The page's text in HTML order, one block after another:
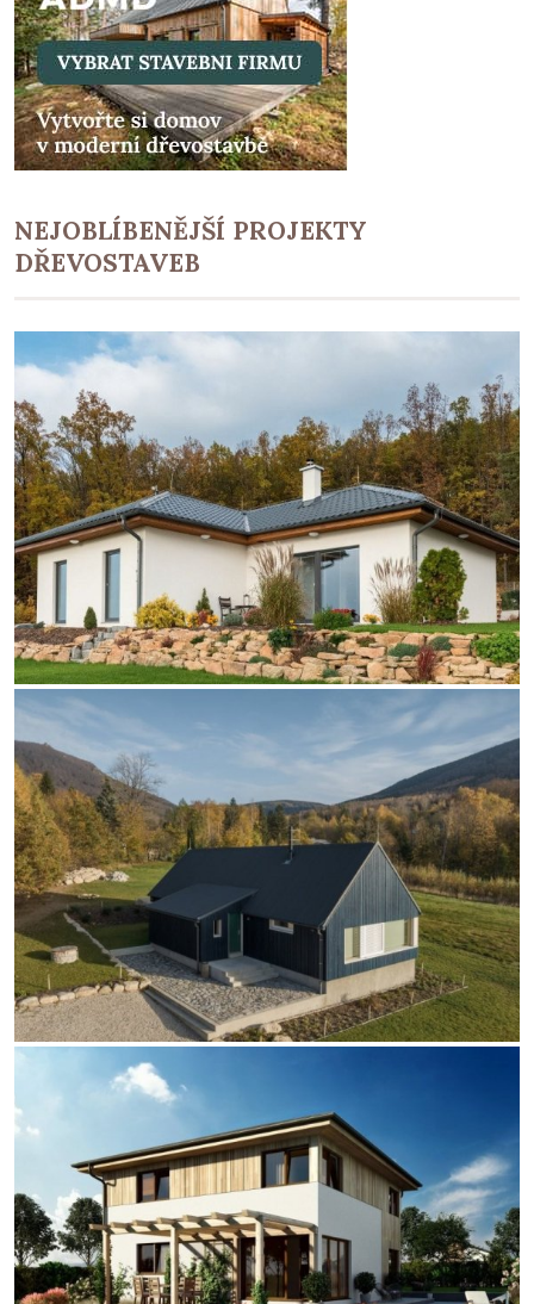
NEJOBLÍBENĚJŠÍ PROJEKTY
DŘEVOSTAVEB